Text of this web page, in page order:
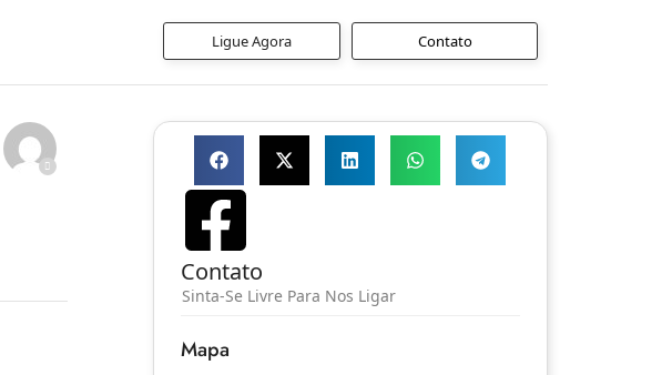
Ligue Agora Contato
Contato
Sinta-Se Livre Para Nos Ligar
Mapa